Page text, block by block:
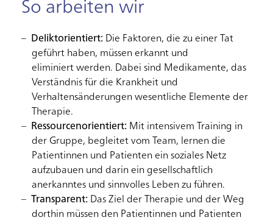
So arbeiten wir
Deliktorientiert: Die Faktoren, die zu einer Tat
geführt haben, müssen erkannt und
eliminiert werden. Dabei sind Medikamente, das
Verständnis für die Krankheit und
Verhaltensänderungen wesentliche Elemente der
Therapie.
Ressourcenorientiert: Mit intensivem Training in
der Gruppe, begleitet vom Team, lernen die
Patientinnen und Patienten ein soziales Netz
aufzubauen und darin ein gesellschaftlich
anerkanntes und sinnvolles Leben zu führen.
Transparent: Das Ziel der Therapie und der Weg
dorthin müssen den Patientinnen und Patienten